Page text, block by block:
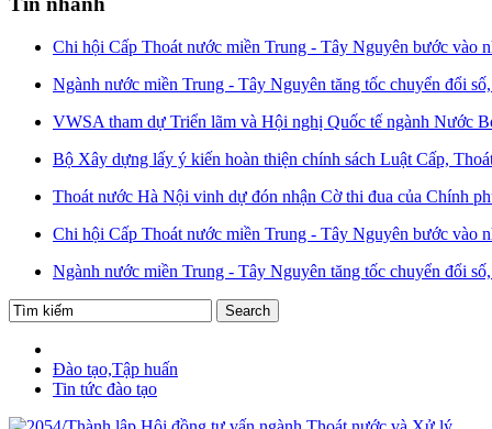
Chi hội Cấp Thoát nước miền Trung - Tây Nguyên bước vào
Ngành nước miền Trung - Tây Nguyên tăng tốc chuyển đổi
VWSA tham dự Triển lãm và Hội nghị Quốc tế ngành Nước
Bộ Xây dựng lấy ý kiến hoàn thiện chính sách Luật Cấp,
Thoát nước Hà Nội vinh dự đón nhận Cờ thi đua của Chính
Chi hội Cấp Thoát nước miền Trung - Tây Nguyên bước vào
Ngành nước miền Trung - Tây Nguyên tăng tốc chuyển đổi
Đào tạo,Tập huấn
Tin tức đào tạo